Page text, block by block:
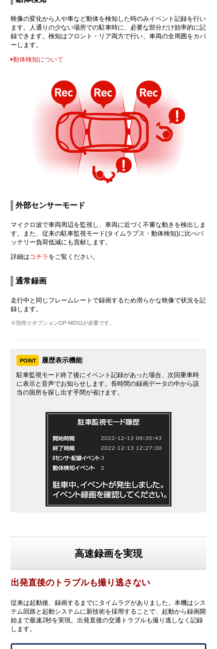
映像の変化から人や車など動体を検知した時のみイベント記録を行い
ます。人通りの少ない場所での駐車時に、必要な部分だけ効率的に記
録できます。検知はフロント・リア両方で行い、車両の全周囲をカバ
ーします。
動体検知について
外部センサーモード
マイクロ波で車両周辺を監視し、車両に近づく不審な動きを検出しま
す。また、従来の駐車監視モード(タイムラプス・動体検知)に比べバ
ッテリー負荷低減にも貢献します。
詳細は コチラ をご覧ください。
通常録画
走行中と同じフレームレートで録画するため滑らかな映像で状況を記
録します。
※別売りオプションOP-MDS1が必要です。
POINT 履歴表示機能
駐車監視モード終了後にイベント記録があった場合、次回乗車時
に表示と音声でお知らせします。長時間の録画データの中から該
当の箇所を探し出す手間が省けます。
高速録画を実現
出発直後のトラブルも撮り逃さない
従来は起動後、録画するまでにタイムラグがありました。本機はシス
テム回路と起動システムに新技術を採用することで、起動から録画開
始まで最速2秒を実現。出発直後の交通トラブルも撮り逃しなく記録
します。